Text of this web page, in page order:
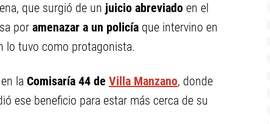
que surgió de un juicio abreviado en el
por amenazar a un policía que intervino en
lo tuvo como protagonista.
en la Comisaría 44 de Villa Manzano, donde
ese beneficio para estar más cerca de su